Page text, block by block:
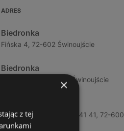
ADRES
Biedronka
Fińska 4, 72-602 Świnoujście
Biedronka
Chrobrego 9, 72-600 Świnoujście
Ul. Bohaterów Września 41 41, 72-600
Świnoujście
×
z tej